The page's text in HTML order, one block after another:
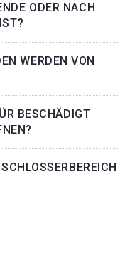
ODER NACH
WERDEN VON
BESCHÄDIGT